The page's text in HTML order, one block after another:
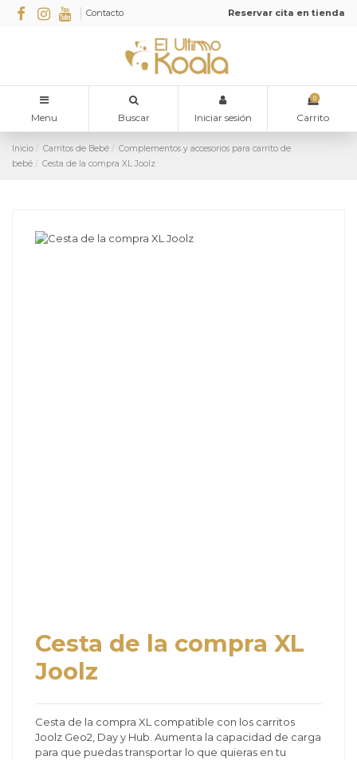
Contacto Reservar cita en tienda
Menu Buscar Iniciar sesión
0
Carrito
Inicio Carritos de Bebé
Complementos y accesorios para carrito de
bebé
Cesta de la compra XL Joolz
Cesta de la compra XL
Joolz
Cesta de la compra XL compatible con los carritos
Joolz Geo2, Day y Hub. Aumenta la capacidad de carga
para que puedas transportar lo que quieras en tu